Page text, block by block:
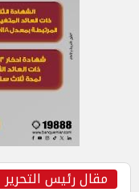
مقال رئيس التحرير